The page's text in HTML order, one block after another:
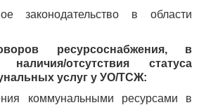
законодательство в области
ресурсоснабжения, в
отсутствия статуса
услуг у УО/ТСЖ:
коммунальными ресурсами в